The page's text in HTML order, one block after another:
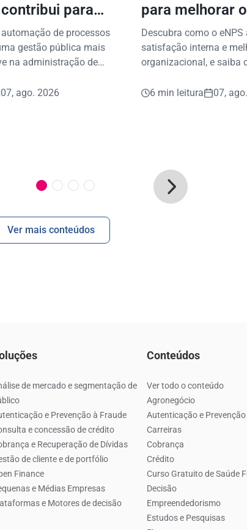
para
pública mais
de processos
gestão pública mais
na administração de
07, ago. 2026
para melhorar
Descubra como o
satisfação interna e
organizacional, e saiba
6 min leitura
07,
Ver mais conteúdos
de mercado e segmentação de
e Prevenção à Fraude
e concessão de crédito
e Recuperação de Dívidas
de cliente e de portfólio
Finance
e Médias Empresas
e Motores de decisão
Conteúdos
Ver todo o conteúdo
Agronegócio
Autenticação e
Carreiras
Cobrança
Crédito
Curso Gratuito de Saúde
Decisão
Empreendedorismo
Estudos e Pesquisas